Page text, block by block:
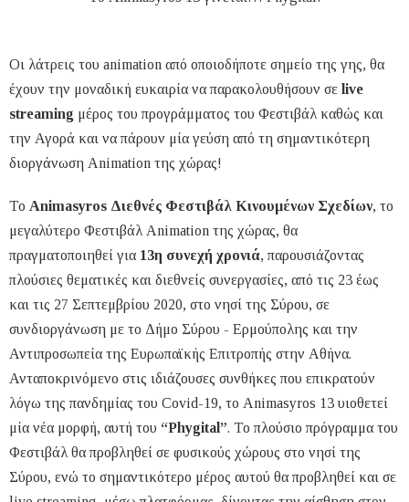
Οι λάτρεις του animation από οποιοδήποτε σημείο της γης, θα
έχουν την μοναδική ευκαιρία να παρακολουθήσουν σε live
streaming μέρος του προγράμματος του Φεστιβάλ καθώς και
την Αγορά και να πάρουν μία γεύση από τη σημαντικότερη
διοργάνωση Animation της χώρας!
Το Animasyros Διεθνές Φεστιβάλ Κινουμένων Σχεδίων, το
μεγαλύτερο Φεστιβάλ Animation της χώρας, θα
πραγματοποιηθεί για 13η συνεχή χρονιά, παρουσιάζοντας
πλούσιες θεματικές και διεθνείς συνεργασίες, από τις 23 έως
και τις 27 Σεπτεμβρίου 2020, στο νησί της Σύρου, σε
συνδιοργάνωση με το Δήμο Σύρου - Ερμούπολης και την
Αντιπροσωπεία της Ευρωπαϊκής Επιτροπής στην Αθήνα.
Ανταποκρινόμενο στις ιδιάζουσες συνθήκες που επικρατούν
λόγω της πανδημίας του Covid-19, το Animasyros 13 υιοθετεί
μία νέα μορφή, αυτή του “Phygital”. Το πλούσιο πρόγραμμα του
Φεστιβάλ θα προβληθεί σε φυσικούς χώρους στο νησί της
Σύρου, ενώ το σημαντικότερο μέρος αυτού θα προβληθεί και σε